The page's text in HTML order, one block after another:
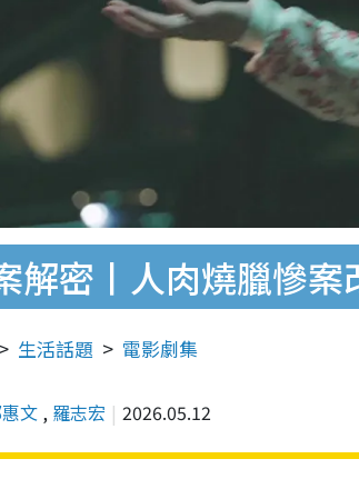
解密丨人肉燒臘慘
生活話題 電影劇集
文 , 羅志宏 2026.05.12